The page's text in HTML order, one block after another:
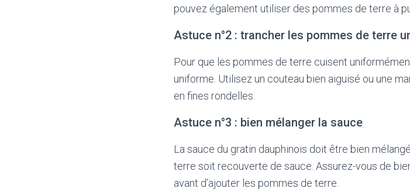
pouvez également utiliser des pommes de terre à
Astuce n°2 : trancher les pommes de terre
Pour que les pommes de terre cuisent
uniforme. Utilisez un couteau bien aiguisé ou une
en fines rondelles.
Astuce n°3 : bien mélanger la sauce
La sauce du gratin dauphinois doit être bien
terre soit recouverte de sauce. Assurez-vous de
avant d’ajouter les pommes de terre.